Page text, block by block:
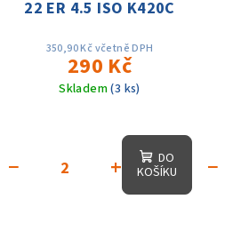
22 ER 4.5 ISO K420C
350,90 Kč včetně DPH
290 Kč
Skladem(3 ks)
+
−
DO
KOŠÍKU
−